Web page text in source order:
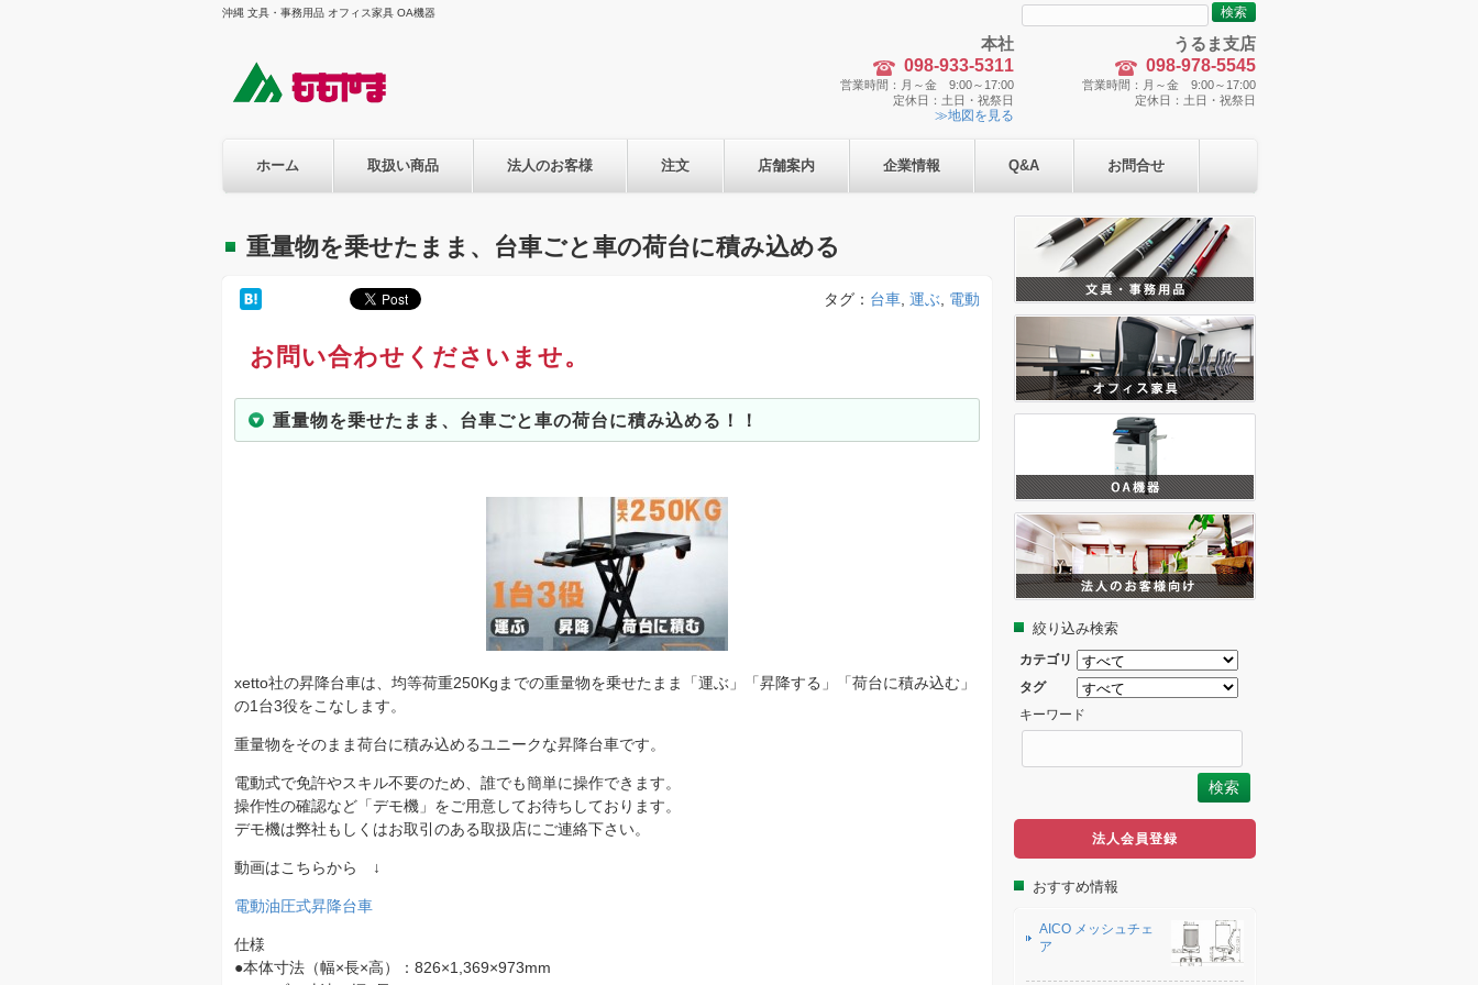
沖縄 文具・事務用品 オフィス家具 OA機器
検
索:
本社
098-933-5311
営業時間：月～金 9:00～17:00
定休日：土日・祝祭日
≫地図を見る
うるま支店
098-978-5545
営業時間：月～金 9:00～17:00
定休日：土日・祝祭日
ホーム 取扱い商品 法人のお客様 注文 店舗案内 企業情報 Q&A お問合せ
重量物を乗せたまま、台車ごと車の荷台に積み込める
タグ： 台車 運ぶ 電動
お問い合わせくださいませ。
重量物を乗せたまま、台車ごと車の荷台に積み込める！！
xetto社の昇降台車は、均等荷重250Kgまでの重量物を乗せたまま「運ぶ」「昇降する」「荷台に積み込む」
の1台3役をこなします。
重量物をそのまま荷台に積み込めるユニークな昇降台車です。
電動式で免許やスキル不要のため、誰でも簡単に操作できます。
操作性の確認など「デモ機」をご用意してお待ちしております。
デモ機は弊社もしくはお取引のある取扱店にご連絡下さい。
動画はこちらから ↓
電動油圧式昇降台車
仕様
●本体寸法（幅×長×高）：826×1,369×973mm
絞り込み検索
カテゴリ
タグ
キーワード
法人会員登録
おすすめ情報
AICO メッシュチェ
ア